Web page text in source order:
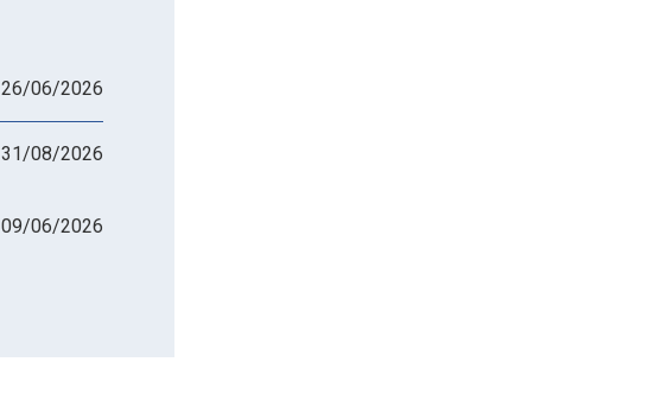
26/06/2026
31/08/2026
09/06/2026